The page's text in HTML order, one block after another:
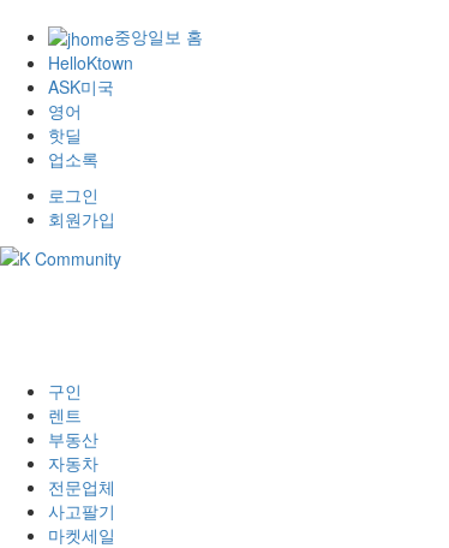
중앙일보 홈
HelloKtown
ASK미국
영어
핫딜
업소록
로그인
회원가입
구인
렌트
부동산
자동차
전문업체
사고팔기
마켓세일